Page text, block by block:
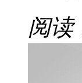
阅读